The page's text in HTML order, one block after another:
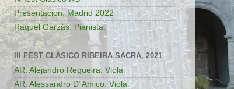
Presentacion. Madrid 2022
Raquel Garzás. Pianista.
III FEST CLÁSICO RIBEIRA SACRA, 2021
AR. Alejandro Regueira. Viola
AR. Alessandro D´Amico. Viola.